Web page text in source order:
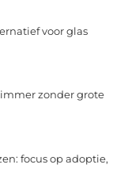
voor glas
zonder grote
focus op adoptie,